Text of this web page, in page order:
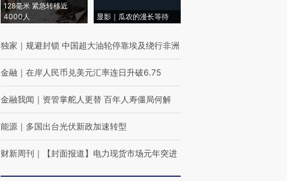
128毫米 紧急转移近
4000人
显影｜瓜农的漫长等待
独家 ｜ 规避封锁 中国超大油轮停靠埃及绕行非洲
金融 ｜ 在岸人民币兑美元汇率连日升破6.75
金融我闻 ｜ 资管掌舵人更替 百年人寿僵局何解
能源 ｜ 多国出台光伏新政加速转型
财新周刊 ｜ 【封面报道】电力现货市场元年突进